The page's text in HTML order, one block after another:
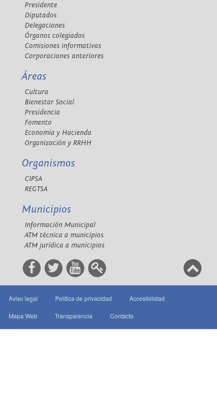
Presidente
Diputados
Delegaciones
Órganos colegiados
Comisiones informativas
Corporaciones anteriores
Áreas
Cultura
Bienestar Social
Presidencia
Fomento
Economía y Hacienda
Organización y RRHH
Organismos
CIPSA
REGTSA
Municipios
Información Municipal
ATM técnica a municipios
ATM jurídica a municipios
Aviso legal Política de privacidad Accesibilidad
Mapa Web Transparencia Contacto